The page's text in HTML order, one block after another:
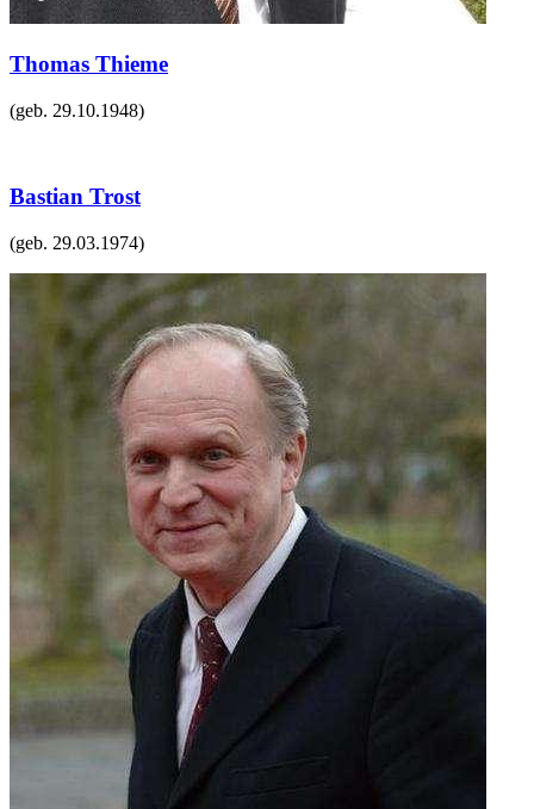
Thomas Thieme
(geb. 29.10.1948)
Bastian Trost
(geb. 29.03.1974)